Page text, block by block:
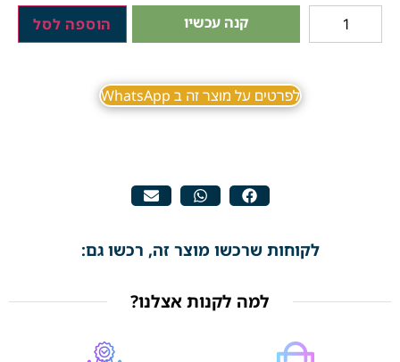
קנה עכשיו הוספה לסל
לפרטים על מוצר זה ב WhatsApp
לקוחות שרכשו מוצר זה, רכשו גם:
למה לקנות אצלנו?